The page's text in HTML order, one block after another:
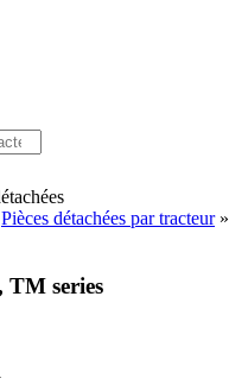
Pièces détachées par tracteur»
TM series